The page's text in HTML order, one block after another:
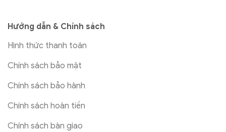
Hướng dẫn & Chính sách
Hình thức thanh toán
Chính sách bảo mật
Chính sách bảo hành
Chính sách hoàn tiền
Chính sách bàn giao